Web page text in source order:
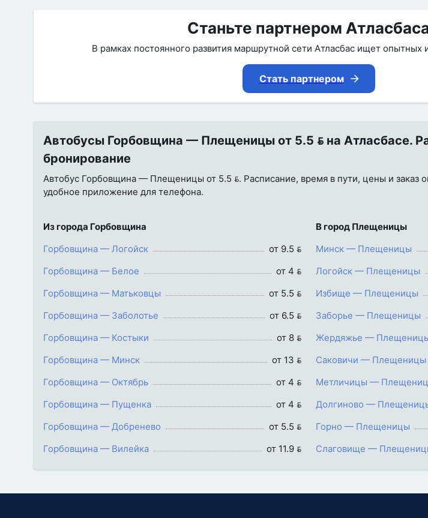
Станьте партнером
В рамках постоянного развития маршрутной сети Атласбас ищет опытных
Стать партнером
Автобусы Горбовщина — Плещеницы от 5.5  на Атласбасе.
бронирование
Автобус Горбовщина — Плещеницы от 5.5 . Расписание, время в пути, цены и заказ
удобное приложение для телефона.
Из города Горбовщина
Горбовщина — Логойск
от 9.5 
Горбовщина — Белое
от 4 
Горбовщина — Матьковцы
от 5.5 
Горбовщина — Заболотье
от 6.5 
Горбовщина — Костыки
от 8 
Горбовщина — Минск
от 13 
Горбовщина — Октябрь
от 4 
Горбовщина — Пущенка
от 4 
Горбовщина — Добренево
от 5.5 
Горбовщина — Вилейка
от 11.9 
В город Плещеницы
Минск — Плещеницы
Логойск — Плещеницы
Избище — Плещеницы
Заборье — Плещеницы
Жердяжье —
Саковичи — Плещеницы
Метличицы —
Долгиново —
Горно — Плещеницы
Слаговище —